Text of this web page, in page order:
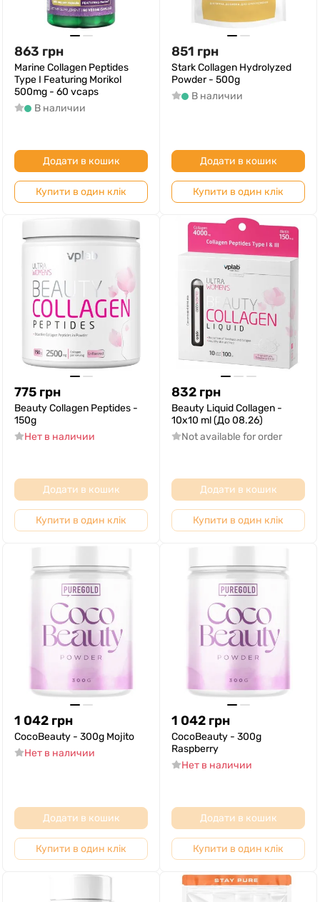
863 грн
Marine Collagen Peptides
Type I Featuring Morikol
500mg - 60 vcaps
В наличии
Додати в кошик
Купити в один клік
851 грн
Stark Collagen Hydrolyzed
Powder - 500g
В наличии
Додати в кошик
Купити в один клік
775 грн
Beauty Collagen Peptides -
150g
Нет в наличии
Додати в кошик
Купити в один клік
832 грн
Beauty Liquid Collagen -
10x10 ml (До 08.26)
Not available for order
Додати в кошик
Купити в один клік
1 042 грн
CocoBeauty - 300g Mojito
Нет в наличии
Додати в кошик
Купити в один клік
1 042 грн
CocoBeauty - 300g
Raspberry
Нет в наличии
Додати в кошик
Купити в один клік